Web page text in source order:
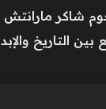
شاكر
التاريخ